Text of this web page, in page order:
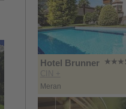
Hotel Brunner
CIN +
Meran